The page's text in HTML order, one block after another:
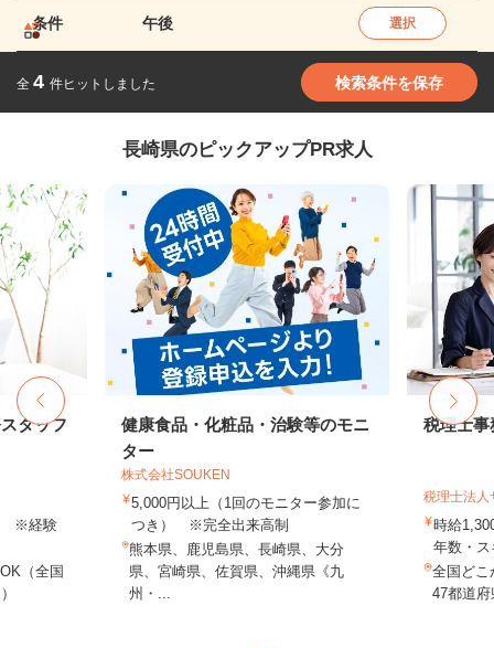
条件 午後 選択
全 4 件ヒットしました 検索条件を保存
長崎県のピックアップPR求人
タッフ
※経験
（全国
健康食品・化粧品・治験等のモニ
ター
株式会社SOUKEN
5,000円以上（1回のモニター参加に
つき） ※完全出来高制
熊本県、鹿児島県、長崎県、大分
県、宮崎県、佐賀県、沖縄県《九
州・...
税理士事
税理士法人
時給
年数・
全国どこ
47都道